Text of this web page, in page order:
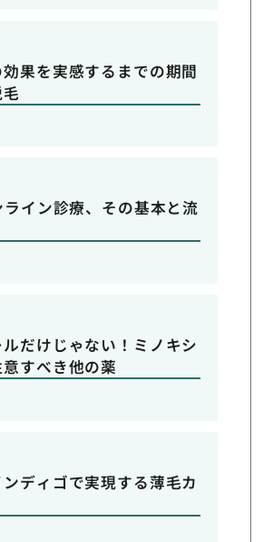
果を実感するまでの期間
ライン診療、その基本と流
だけじゃない！ミノキシ
すべき他の薬
ディゴで実現する薄毛カ